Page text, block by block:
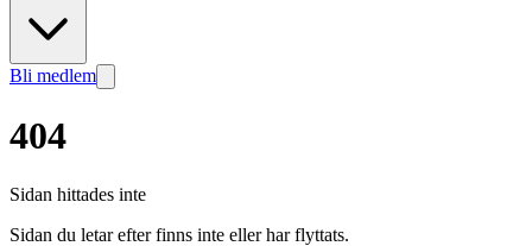
Bli medlem
404
Sidan hittades inte
Sidan du letar efter finns inte eller har flyttats.